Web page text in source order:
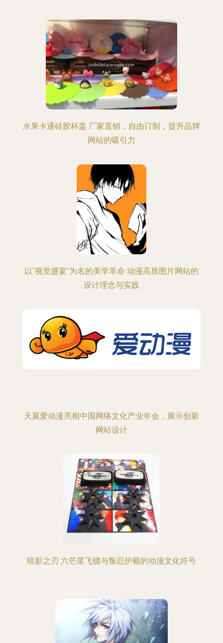
水果卡通硅胶杯盖 厂家直销，自由订制，提升品牌
网站的吸引力
以“视觉盛宴”为名的美学革命 动漫高质图片网站的
设计理念与实践
天翼爱动漫亮相中国网络文化产业年会，展示创新
网站设计
暗影之刃 六芒星飞镖与叛忍护额的动漫文化符号